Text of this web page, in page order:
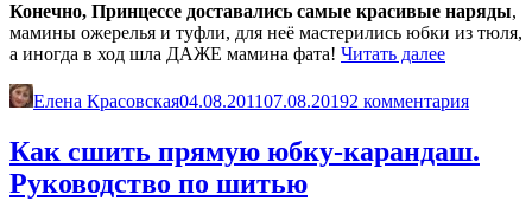
Конечно, Принцессе доставались самые красивые наряды,
мамины ожерелья и туфли, для неё мастерились юбки из тюля,
а иногда в ход шла ДАЖЕ мамина фата! Читать далее«Платье
Вашей
сами»
Елена Красовская04.08.201107.08.20192 комментария
Как сшить прямую юбку-карандаш.
Руководство по шитью